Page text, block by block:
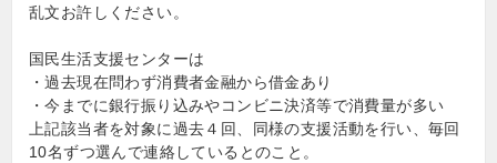
乱文お許しください。
国民生活支援センターは
・過去現在問わず消費者金融から借金あり
・今までに銀行振り込みやコンビニ決済等で消費量が多い
上記該当者を対象に過去４回、同様の支援活動を行い、毎回
10名ずつ選んで連絡しているとのこと。